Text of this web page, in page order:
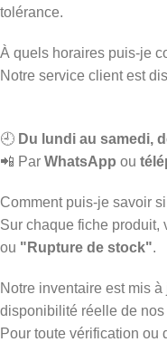
tolérance.
À quels horaires puis-je
Notre service client est
🕘 Du lundi au samedi,
📲 Par WhatsApp ou
Comment puis-je savoir
Sur chaque fiche produit,
ou "Rupture de stock".
Notre inventaire est mis
disponibilité réelle de nos
Pour toute vérification ou